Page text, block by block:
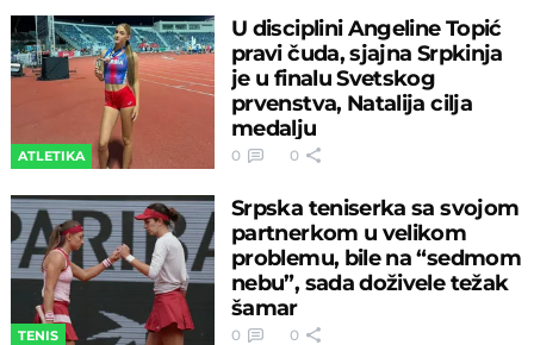
ATLETIKA
U disciplini Angeline Topić
pravi čuda, sjajna Srpkinja
je u finalu Svetskog
prvenstva, Natalija cilja
medalju
0 0
TENIS
Srpska teniserka sa svojom
partnerkom u velikom
problemu, bile na “sedmom
nebu”, sada doživele težak
šamar
0 0